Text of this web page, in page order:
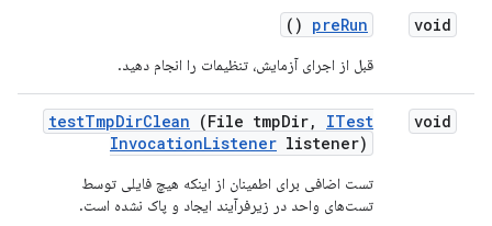
void
preRun
()
قبل از اجرای آزمایش، تنظیمات را انجام دهید.
void
testTmpDirClean (File tmpDir,
ITest
InvocationListener listener)
تست اضافی برای اطمینان از اینکه هیچ فایلی توسط
تست‌های واحد در زیرفرآیند ایجاد و پاک نشده است.